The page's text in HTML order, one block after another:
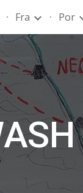
Fra Por